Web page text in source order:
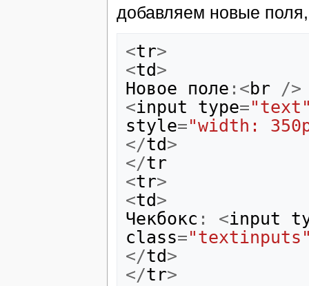
добавляем новые
<tr>
<td>
Новое
поле :<br />
<input type=
style="width:
</td>
</tr
<tr>
<td>
Чекбокс : <input
class=
</td>
</tr>